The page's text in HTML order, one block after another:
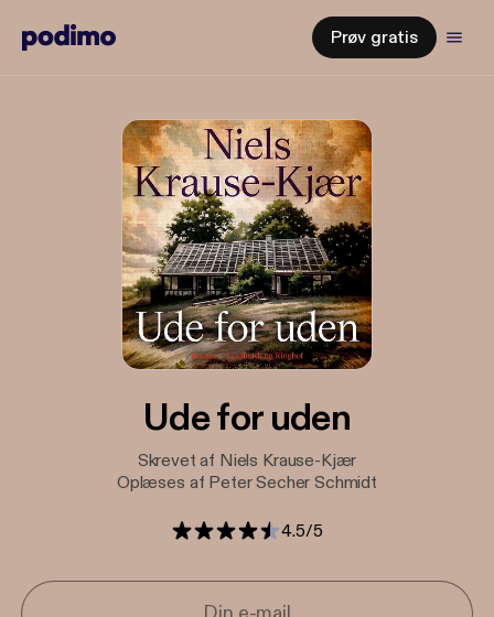
Prøv gratis
Ude for uden
Skrevet af Niels Krause-Kjær
Oplæses af Peter Secher Schmidt
4.5/5